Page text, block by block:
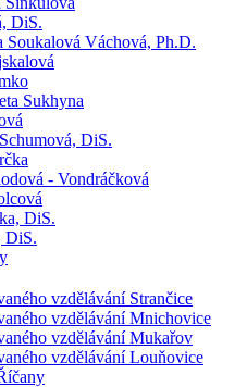
DiS.
Váchová, Ph.D.
Sukhyna
DiS.
- Vondráčková
DiS.
DiS.
vzdělávání Strančice
vzdělávání Mnichovice
vzdělávání Mukařov
vzdělávání Louňovice